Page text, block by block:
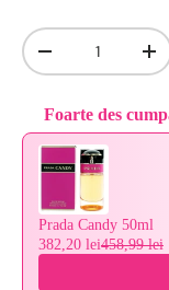
Cantitate
-
+
Foarte des
Use the Previous
Prada Candy 50ml
382,20 lei458,99 lei